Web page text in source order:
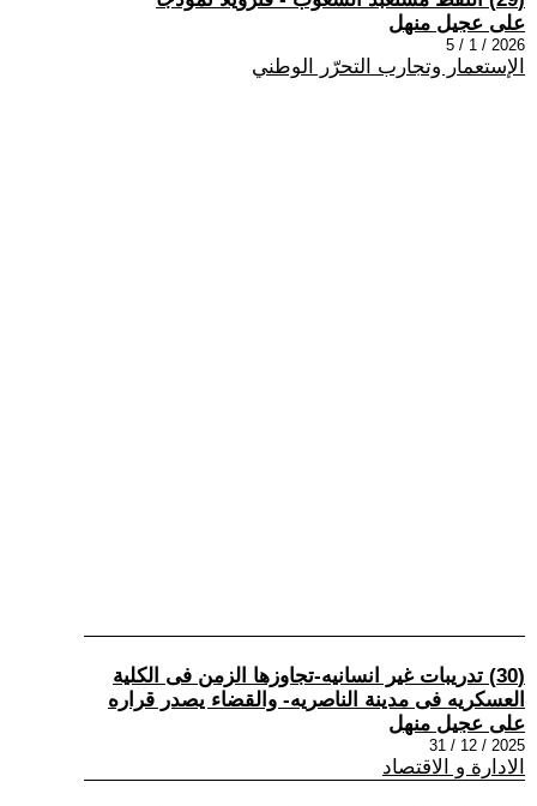
على عجيل منهل
2026 / 1 / 5
الإستعمار وتجارب التحرّر الوطني
(30) تدريبات غير انسانيه-تجاوزها الزمن فى الكلية
العسكريه فى مدينة الناصريه- والقضاء يصدر قراره
على عجيل منهل
2025 / 12 / 31
الادارة و الاقتصاد